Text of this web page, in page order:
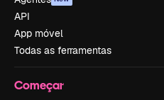
API
App móvel
Todas as ferramentas
Começar